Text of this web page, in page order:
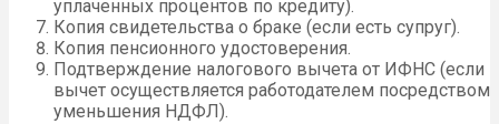
уплаченных процентов по кредиту).
Копия свидетельства о браке (если есть супруг).
Копия пенсионного удостоверения.
Подтверждение налогового вычета от ИФНС (если
вычет осуществляется работодателем посредством
уменьшения НДФЛ).